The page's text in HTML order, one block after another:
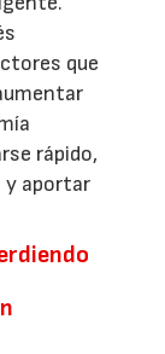
que
rápido,
y aportar